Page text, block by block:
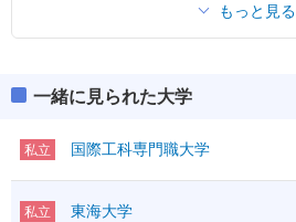
もっと見る
一緒に見られた大学
私立 国際工科専門職大学
私立 東海大学